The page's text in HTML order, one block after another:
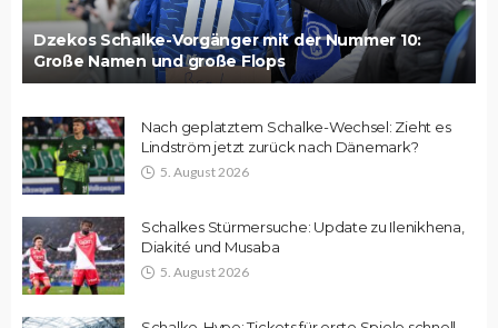
Dzekos Schalke-Vorgänger mit der Nummer 10:
Große Namen und große Flops
Nach geplatztem Schalke-Wechsel: Zieht es
Lindström jetzt zurück nach Dänemark?
5. August 2026
Schalkes Stürmersuche: Update zu Ilenikhena,
Diakité und Musaba
5. August 2026